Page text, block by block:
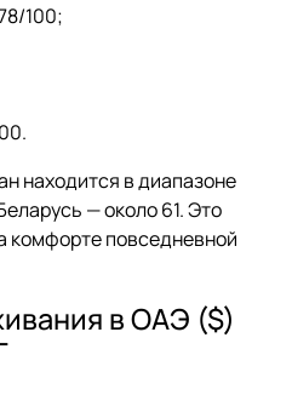
100;
находится в диапазоне
— около 61. Это
комфорте повседневной
в ОАЭ ($)